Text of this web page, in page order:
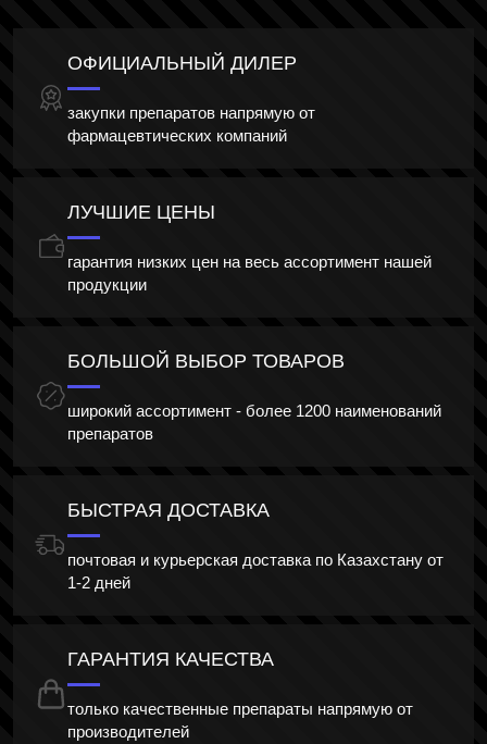
ОФИЦИАЛЬНЫЙ ДИЛЕР
закупки препаратов напрямую от
фармацевтических компаний
ЛУЧШИЕ ЦЕНЫ
гарантия низких цен на весь ассортимент нашей
продукции
БОЛЬШОЙ ВЫБОР ТОВАРОВ
широкий ассортимент - более 1200 наименований
препаратов
БЫСТРАЯ ДОСТАВКА
почтовая и курьерская доставка по Казахстану от
1-2 дней
ГАРАНТИЯ КАЧЕСТВА
только качественные препараты напрямую от
производителей